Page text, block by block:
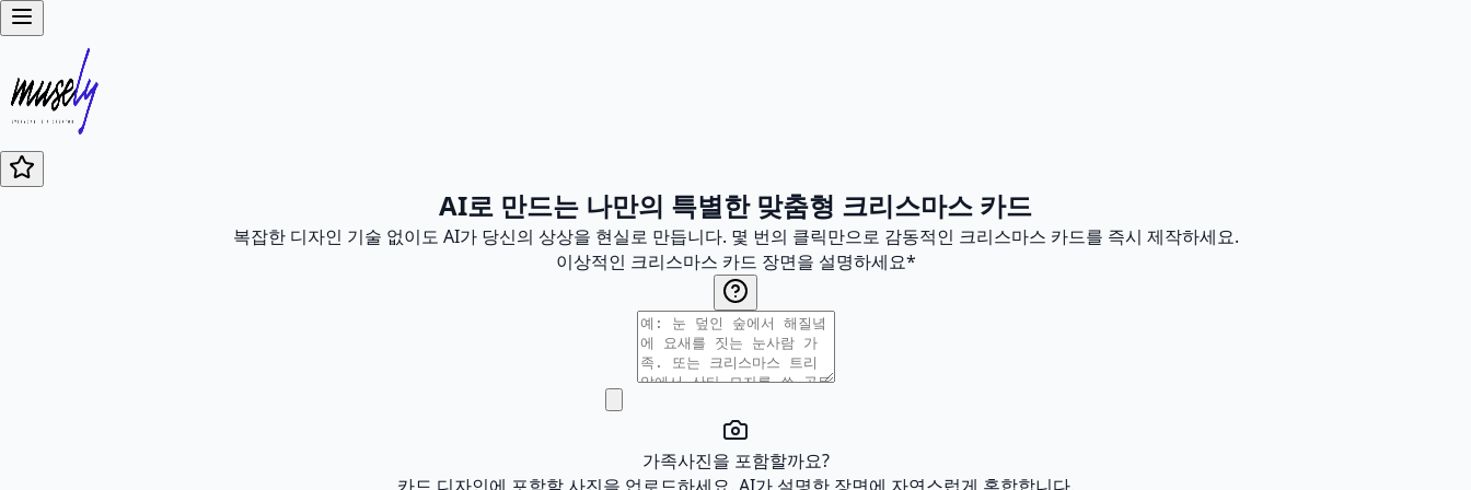
AI로 만드는 나만의 특별한 맞춤형 크리스마스 카드
복잡한 디자인 기술 없이도 AI가 당신의 상상을 현실로 만듭니다. 몇 번의 클릭만으로 감동적인 크리스마스 카드를 즉시 제작하세요.
이상적인 크리스마스 카드 장면을 설명하세요*
가족사진을 포함할까요?